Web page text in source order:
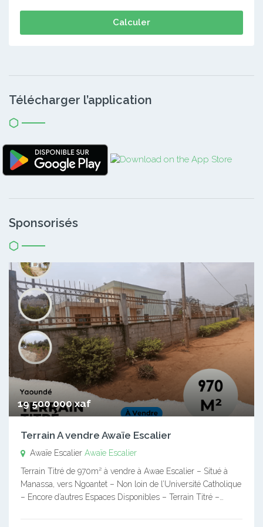
Calculer
Télécharger l’application
Sponsorisés
19 500 000 xaf
Terrain A vendre Awaïe Escalier
Awaïe Escalier Awaïe Escalier
Terrain Titré de 970m² à vendre à Awae Escalier – Situé à
Manassa, vers Ngoantet – Non loin de l’Université Catholique
– Encore d’autres Espaces Disponibles – Terrain Titré –…